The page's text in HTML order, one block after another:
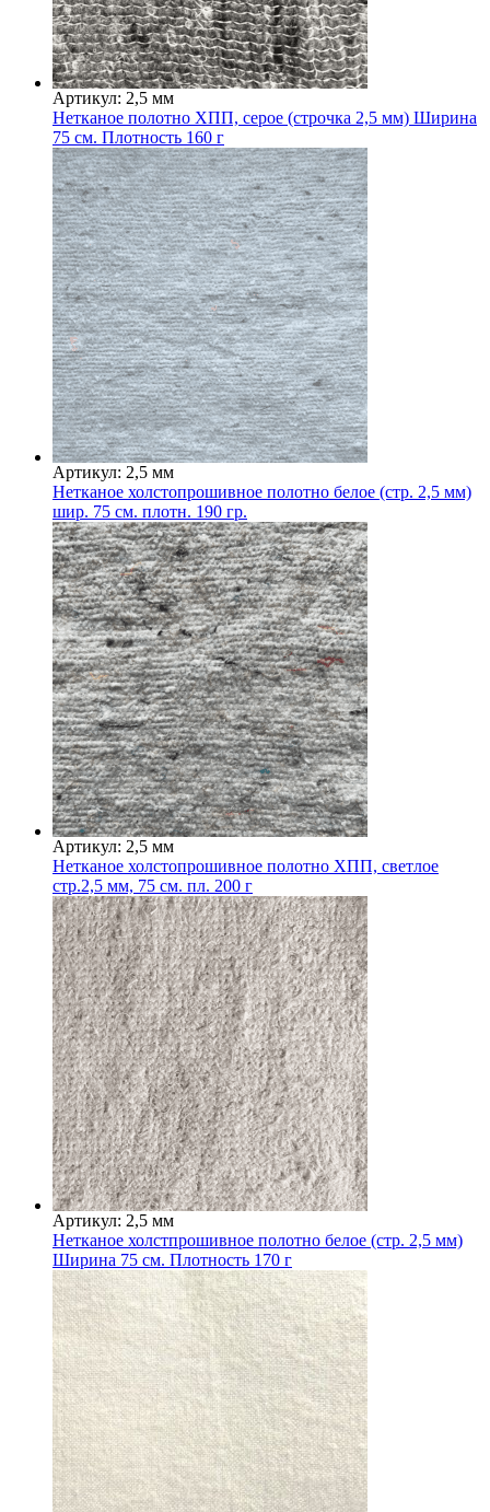
Артикул: 2,5 мм
Нетканое полотно ХПП, серое (строчка 2,5 мм) Ширина
75 см. Плотность 160 г
Артикул: 2,5 мм
Нетканое холстопрошивное полотно белое (стр. 2,5 мм)
шир. 75 см. плотн. 190 гр.
Артикул: 2,5 мм
Нетканое холстопрошивное полотно ХПП, светлое
стр.2,5 мм, 75 см. пл. 200 г
Артикул: 2,5 мм
Нетканое холстпрошивное полотно белое (стр. 2,5 мм)
Ширина 75 см. Плотность 170 г